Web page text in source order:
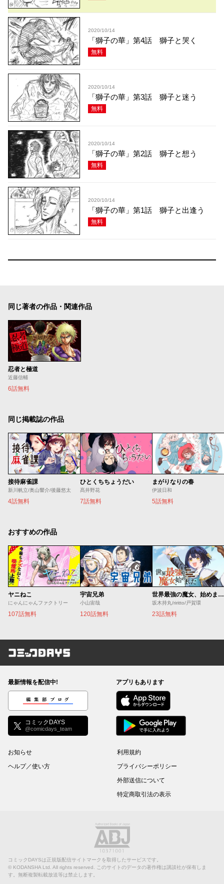
2020/10/14
「獅子の華」第4話 獅子と哭く
無料
2020/10/14
「獅子の華」第3話 獅子と迷う
無料
2020/10/14
「獅子の華」第2話 獅子と想う
無料
2020/10/14
「獅子の華」第1話 獅子と出逢う
無料
同じ著者の作品・関連作品
忍者と極道
近藤信輔
6話無料
同じ掲載誌の作品
接待麻雀課
新川帆立/奥山響介/後藤悠太
4話無料
ひとくちちょうだい
髙井野花
7話無料
まがりなりの春
伊波日和
5話無料
おすすめの作品
ヤニねこ
にゃんにゃんファクトリー
107話無料
宇宙兄弟
小山宙哉
120話無料
世界最強の魔女、始めました ～私だけ『攻略サイト』を見れる世界で自由に生きます～
坂木持丸/riritto/戸賀環
23話無料
コミックDAYS
最新情報を配信中!
編集部ブログ
コミックDAYS
@comicdays_team
アプリもあります
お知らせ
ヘルプ／使い方
利用規約
プライバシーポリシー
外部送信について
特定商取引法の表示
コミックDAYSは正規版配信サイトマークを取得したサービスです。
© KODANSHA Ltd. All rights reserved. このサイトのデータの著作権は講談社が保有しま
す。無断複製転載放送等は禁止します。